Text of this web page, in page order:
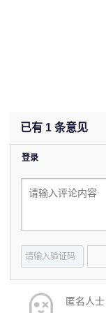
已有 1 条意见
登录
匿名人士